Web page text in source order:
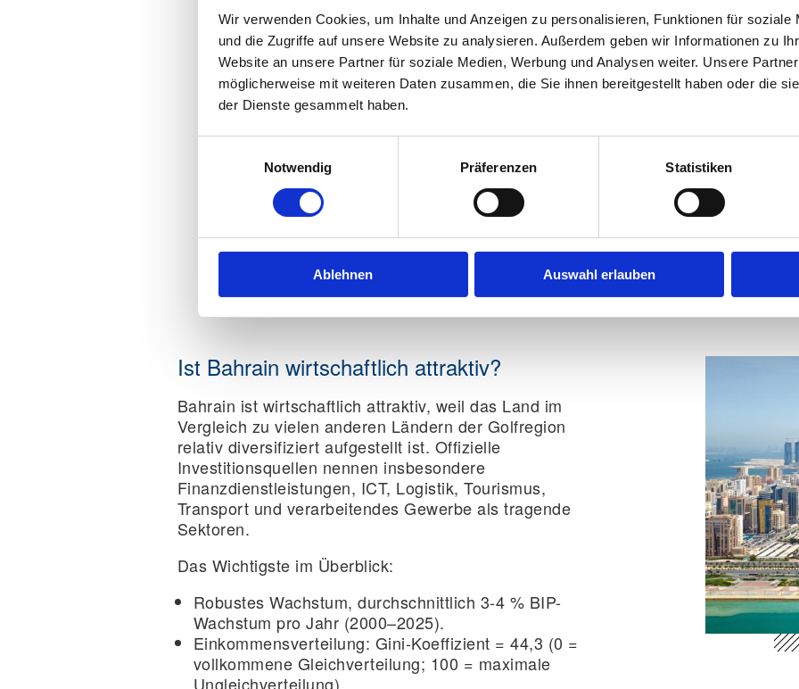
Wir verwenden Cookies, um Inhalte und Anzeigen zu personalisieren, Funktionen für soziale
und die Zugriffe auf unsere Website zu analysieren. Außerdem geben wir Informationen zu
Website an unsere Partner für soziale Medien, Werbung und Analysen weiter. Unsere
möglicherweise mit weiteren Daten zusammen, die Sie ihnen bereitgestellt haben oder die
der Dienste gesammelt haben.
Notwendig
Präferenzen Statistiken
Ablehnen Auswahl erlauben
Reisepass:Ja
Vorläufiger
Personalausweis:
Vorläufiger
Tipp für Auswanderer:
rechtliche Einreise-
dann Umzug, Jobstart
Gerade im Golfraum
Dokumentenprozess
Eskalationen.
Ist Bahrain wirtschaftlich attraktiv?
Bahrain ist wirtschaftlich attraktiv, weil das Land im
Vergleich zu vielen anderen Ländern der Golfregion
relativ diversifiziert aufgestellt ist. Offizielle
Investitionsquellen nennen insbesondere
Finanzdienstleistungen, ICT, Logistik, Tourismus,
Transport und verarbeitendes Gewerbe als tragende
Sektoren.
Das Wichtigste im Überblick:
Robustes Wachstum, durchschnittlich 3-4 % BIP-
Wachstum pro Jahr (2000–2025).
Einkommensverteilung: Gini-Koeffizient = 44,3 (0 =
vollkommene Gleichverteilung; 100 = maximale
Ungleichverteilung)